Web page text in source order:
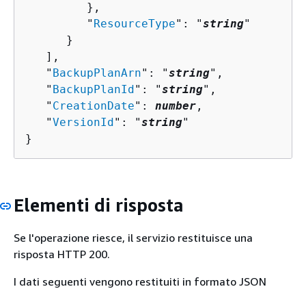
         },
         "
ResourceType": "string"
      }
   ],
   "
BackupPlanArn": "string",
   "
BackupPlanId ": "string",
   "
CreationDate": number ,
   "
VersionId ": "string"
}
Elementi di risposta
Se l'operazione riesce, il servizio restituisce una
risposta HTTP 200.
I dati seguenti vengono restituiti in formato JSON